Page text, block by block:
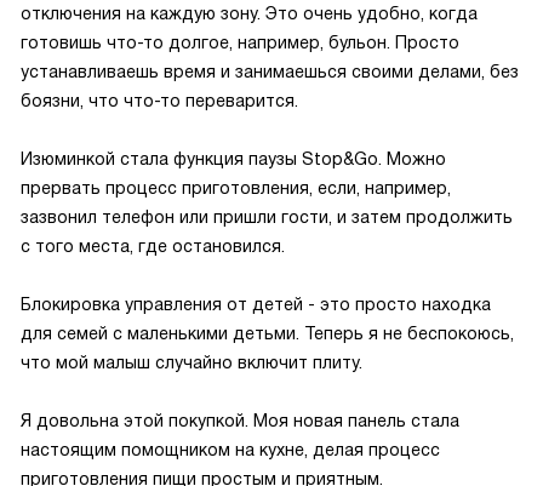
отключения на каждую зону. Это очень удобно, когда
готовишь что-то долгое, например, бульон. Просто
устанавливаешь время и занимаешься своими делами, без
боязни, что что-то переварится.
Изюминкой стала функция паузы Stop&Go. Можно
прервать процесс приготовления, если, например,
зазвонил телефон или пришли гости, и затем продолжить
с того места, где остановился.
Блокировка управления от детей - это просто находка
для семей с маленькими детьми. Теперь я не беспокоюсь,
что мой малыш случайно включит плиту.
Я довольна этой покупкой. Моя новая панель стала
настоящим помощником на кухне, делая процесс
приготовления пищи простым и приятным.